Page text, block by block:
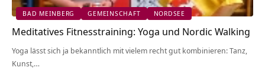
BAD MEINBERG GEMEINSCHAFT NORDSEE
Meditatives Fitnesstraining: Yoga und Nordic Walking
Yoga lässt sich ja bekanntlich mit vielem recht gut kombinieren: Tanz,
Kunst,…